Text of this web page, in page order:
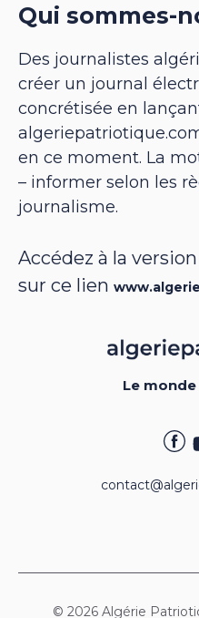
Qui sommes-
Des journalistes
créer un journal
concrétisée en
en ce moment. La
– informer selon les
journalisme.
Accédez à la
sur ce lien
Le
© 2026 Algérie